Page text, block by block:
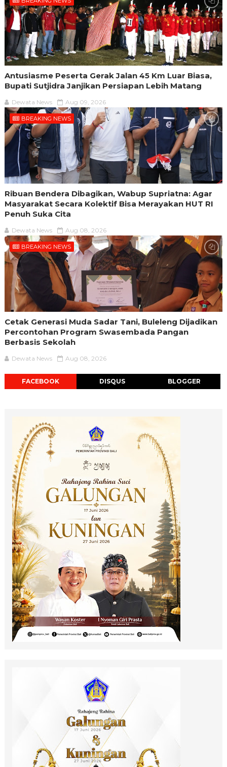
Antusiasme Peserta Gerak Jalan 45 Km Luar Biasa,
Bupati Sutjidra Janjikan Persiapan Lebih Matang
Dewata News Aug 09, 2026
BREAKING NEWS
Ribuan Bendera Dibagikan, Wabup Supriatna: Agar
Masyarakat Secara Kolektif Bisa Merayakan HUT RI
Penuh Suka Cita
Dewata News Aug 08, 2026
BREAKING NEWS
Cetak Generasi Muda Sadar Tani, Buleleng Dijadikan
Percontohan Program Swasembada Pangan
Berbasis Sekolah
Dewata News Aug 08, 2026
FACEBOOK DISQUS BLOGGER